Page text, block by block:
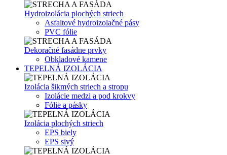
Hydroizolácia plochých striech
Asfaltové hydroizolačné pásy
PVC fólie
Dekoračné fasádne prvky
Obkladové kamene
TEPELNÁ IZOLÁCIA
Izolácia šikmých striech a stropu
Izolácie medzi a pod krokvy
Fólie a pásky
Izolácia plochých striech
EPS biely
EPS sivý